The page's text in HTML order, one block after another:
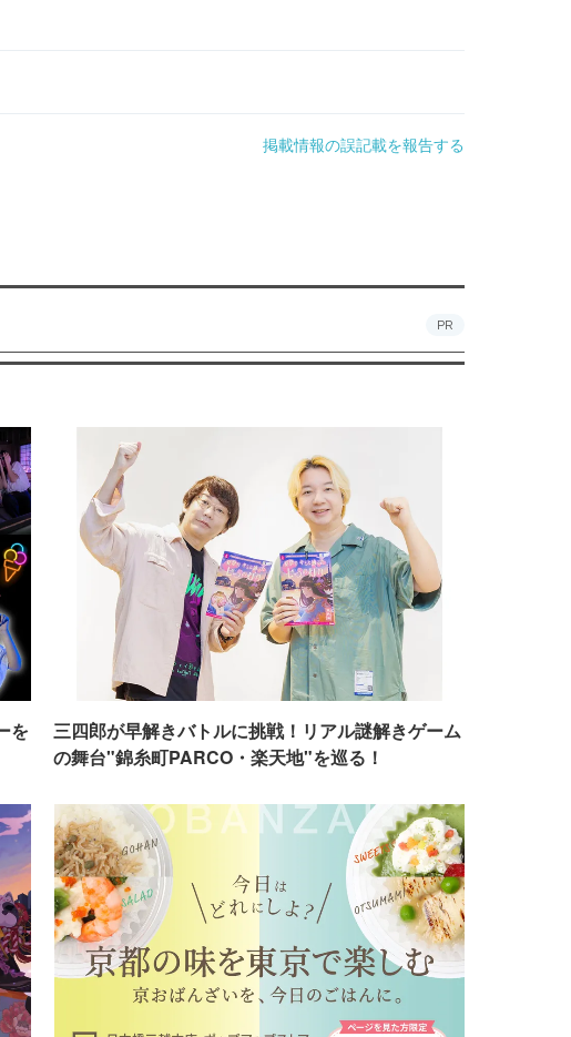
掲載情報の誤記載を報告する
PR
を
三四郎が早解きバトルに挑戦！リアル謎解きゲーム
の舞台"錦糸町PARCO・楽天地"を巡る！